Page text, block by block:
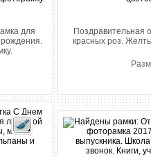
для
Поздравительная
красных роз.